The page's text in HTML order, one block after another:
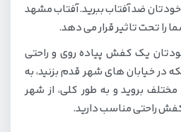
ضد آفتاب ببرید. آفتاب مشهد
را تحت تاثیر قرار می دهد.
یک کفش پیاده روی و راحتی
در خیابان های شهر قدم بزنید، به
مختلف بروید و به طور کلی، از شهر
راحتی مناسب دارید.